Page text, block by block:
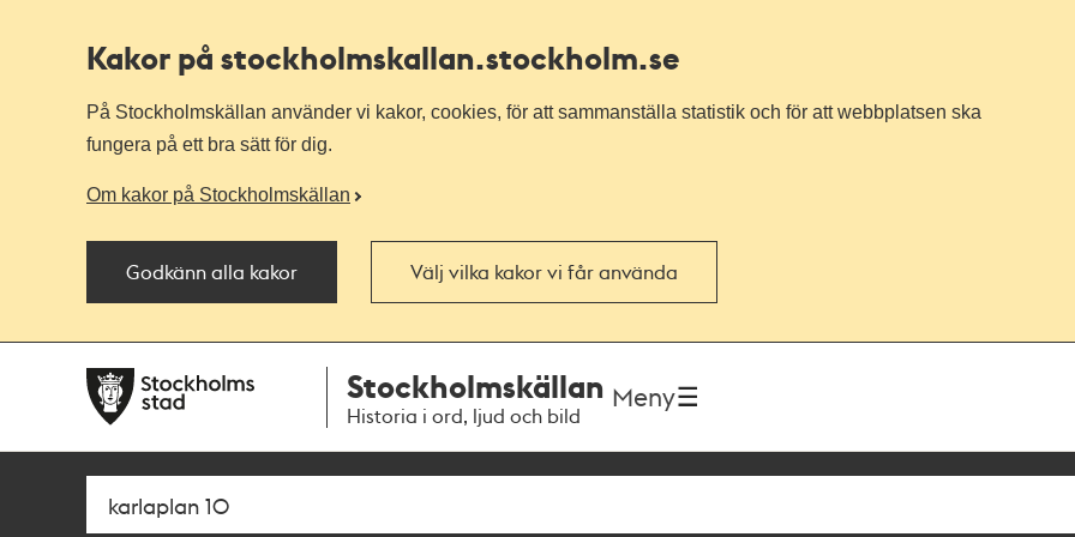
Kakor på stockholmskallan.stockholm.se
På Stockholmskällan använder vi kakor, cookies, för att sammanställa statistik och för att webbplatsen ska
fungera på ett bra sätt för dig.
Om kakor på Stockholmskällan
Godkänn alla kakor Välj vilka kakor vi får använda
navigationen
huvudinnehållet
Stockholmskällan
Historia i ord, ljud och bild
Meny
Sök